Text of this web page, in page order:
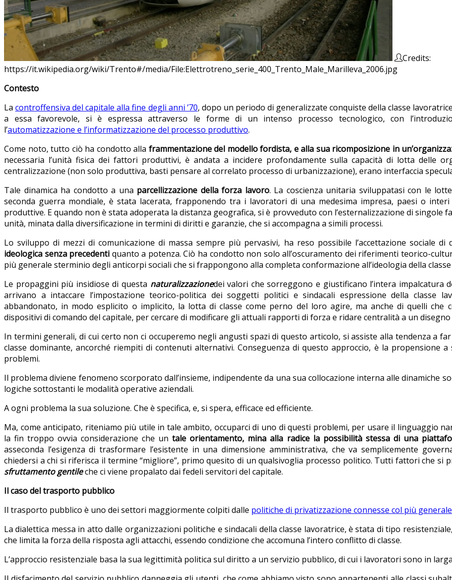
Credits:
https://it.wikipedia.org/wiki/Trento#/media/File:Elettrotreno_serie_400_Trento_Male_Marilleva_2006.jpg
Contesto
Lacontroffensiva del capitale alla fine degli anni ’70, dopo un periodo di generalizzate conquiste della classe
a essa favorevole, si è espressa attraverso le forme di un intenso processo tecnologico, con
l’automatizzazione e l’informatizzazione del processo produttivo.
Come noto, tutto ciò ha condotto alla frammentazione del modello fordista, e alla sua ricomposizione in
necessaria l’unità fisica dei fattori produttivi, è andata a incidere profondamente sulla capacità di lotta delle
centralizzazione (non solo produttiva, basti pensare al correlato processo di urbanizzazione), erano interfaccia
Tale dinamica ha condotto a una parcellizzazione della forza lavoro. La coscienza unitaria sviluppatasi con le
seconda guerra mondiale, è stata lacerata, frapponendo tra i lavoratori di una medesima impresa, paesi o
produttive. E quando non è stata adoperata la distanza geografica, si è provveduto con l’esternalizzazione di singole
unità, minata dalla diversificazione in termini di diritti e garanzie, che si accompagna a simili processi.
Lo sviluppo di mezzi di comunicazione di massa sempre più pervasivi, ha reso possibile l’accettazione sociale
ideologica senza precedenti quanto a potenza. Ciò ha condotto non solo all’oscuramento dei riferimenti teorico-
più generale sterminio degli anticorpi sociali che si frappongono alla completa conformazione all’ideologia della
Le propaggini più insidiose di questa naturalizzazionedei valori che sorreggono e giustificano l’intera impalcatura
arrivano a intaccare l’impostazione teorico-politica dei soggetti politici e sindacali espressione della classe
abbandonato, in modo esplicito o implicito, la lotta di classe come perno del loro agire, ma anche di quelli che
dispositivi di comando del capitale, per cercare di modificare gli attuali rapporti di forza e ridare centralità a un
In termini generali, di cui certo non ci occuperemo negli angusti spazi di questo articolo, si assiste alla tendenza a
classe dominante, ancorché riempiti di contenuti alternativi. Conseguenza di questo approccio, è la propensione
problemi.
Il problema diviene fenomeno scorporato dall’insieme, indipendente da una sua collocazione interna alle dinamiche
logiche sottostanti le modalità operative aziendali.
A ogni problema la sua soluzione. Che è specifica, e, si spera, efficace ed efficiente.
Ma, come anticipato, riteniamo più utile in tale ambito, occuparci di uno di questi problemi, per usare il linguaggio
la fin troppo ovvia considerazione che untale orientamento, mina alla radice la possibilità stessa di una
asseconda l’esigenza di trasformare l’esistente in una dimensione amministrativa, che va semplicemente
chiedersi a chi si riferisca il termine “migliore”, primo quesito di un qualsivoglia processo politico. Tutti fattori che si
sfruttamento gentileche ci viene propalato dai fedeli servitori del capitale.
Il caso del trasporto pubblico
Il trasporto pubblico è uno dei settori maggiormente colpiti dalle politiche di privatizzazione connesse col più
La dialettica messa in atto dalle organizzazioni politiche e sindacali della classe lavoratrice, è stata di tipo
che limita la forza della risposta agli attacchi, essendo condizione che accomuna l’intero conflitto di classe.
L’approccio resistenziale basa la sua legittimità politica sul diritto a un servizio pubblico, di cui i lavoratori sono in